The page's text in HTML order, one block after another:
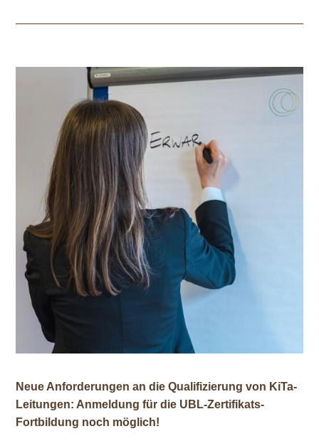
Neue Anforderungen an die Qualifizierung von KiTa-
Leitungen: Anmeldung für die UBL-Zertifikats-
Fortbildung noch möglich!